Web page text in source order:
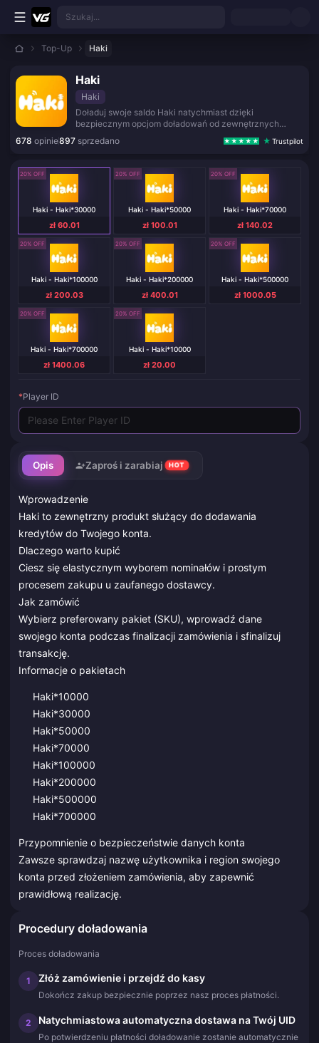
Przejdź do głównej treści
Szukaj...
Top-Up Haki
Haki
Haki
Doładuj swoje saldo Haki natychmiast dzięki
bezpiecznym opcjom doładowań od zewnętrznych
dostawców.
678 opinie897 sprzedano Trustpilot
Opis Zaproś i zarabiaj HOT
Wprowadzenie
Haki to zewnętrzny produkt służący do dodawania
kredytów do Twojego konta.
Dlaczego warto kupić
Ciesz się elastycznym wyborem nominałów i prostym
procesem zakupu u zaufanego dostawcy.
Jak zamówić
Wybierz preferowany pakiet (SKU), wprowadź dane
swojego konta podczas finalizacji zamówienia i sfinalizuj
transakcję.
Informacje o pakietach
Haki*10000
Haki*30000
Haki*50000
Haki*70000
Haki*100000
Haki*200000
Haki*500000
Haki*700000
Przypomnienie o bezpieczeństwie danych konta
Zawsze sprawdzaj nazwę użytkownika i region swojego
konta przed złożeniem zamówienia, aby zapewnić
prawidłową realizację.
Procedury doładowania
Proces doładowania
1 Złóż zamówienie i przejdź do kasy
Dokończ zakup bezpiecznie poprzez nasz proces płatności.
2 Natychmiastowa automatyczna dostawa na Twój UID
Po potwierdzeniu płatności doładowanie zostanie automatycznie
20% OFF
Haki - Haki*30000
zł 60.01
20% OFF
Haki - Haki*50000
zł 100.01
20% OFF
Haki - Haki*70000
zł 140.02
20% OFF
Haki - Haki*100000
zł 200.03
20% OFF
Haki - Haki*200000
zł 400.01
20% OFF
Haki - Haki*500000
zł 1000.05
20% OFF
Haki - Haki*700000
zł 1400.06
20% OFF
Haki - Haki*10000
zł 20.00
*Player ID